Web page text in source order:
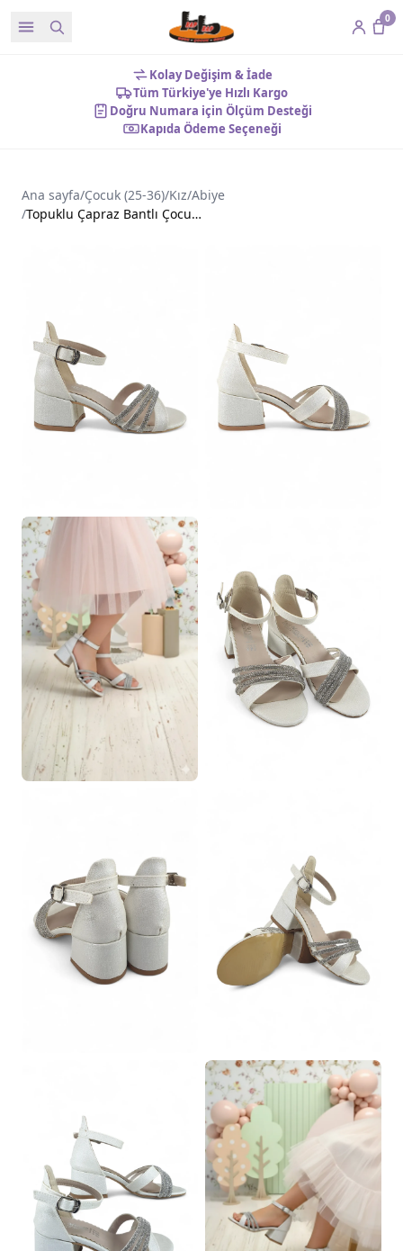
0
Kolay Değişim & İade
Tüm Türkiye'ye Hızlı Kargo
Doğru Numara için Ölçüm Desteği
Kapıda Ödeme Seçeneği
Ana sayfa/Çocuk (25-36)/Kız/Abiye
/
Topuklu Çapraz Bantlı Çocuk Abiye Ayakkabı Sedef